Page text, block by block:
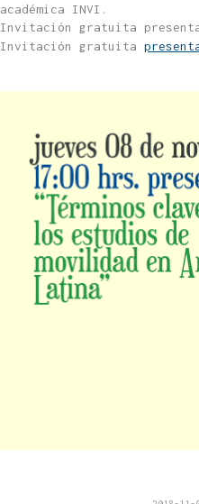
académica INVI.
Invitación gratuita
Invitación gratuita